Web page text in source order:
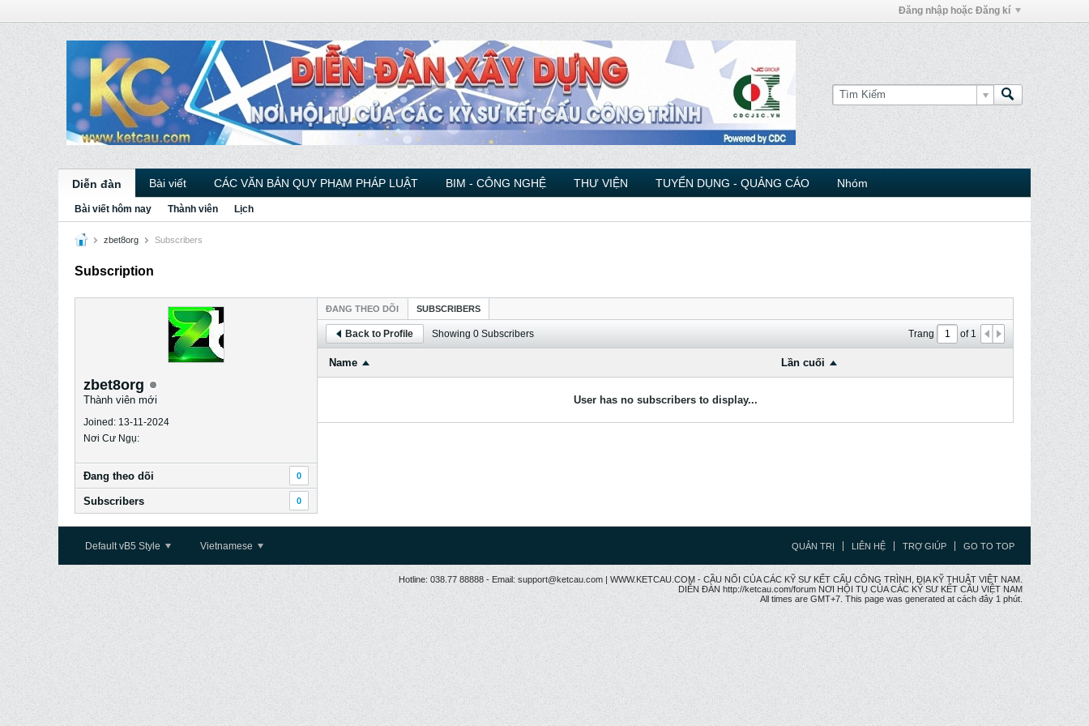
Đăng nhập hoặc Đăng kí
Diễn đàn Bài viết CÁC VĂN BẢN QUY PHẠM PHÁP LUẬT BIM - CÔNG NGHỆ THƯ VIỆN TUYỂN DỤNG - QUẢNG CÁO Nhóm
Bài viết hôm nay Thành viên Lịch
zbet8org Subscribers
Subscription
zbet8org
Thành viên mới
Joined: 13-11-2024
Nơi Cư Ngụ:
Ðang theo dõi 0
Subscribers 0
ÐANG THEO DÕI SUBSCRIBERS
Back to Profile Showing 0 Subscribers Trang of1
Name Lần cuối
User has no subscribers to display...
Default vB5 Style Vietnamese QUẢN TRỊ LIÊN HỆ TRỢ GIÚP GO TO TOP
Hotline: 038.77 88888 - Email: support@ketcau.com | WWW.KETCAU.COM - CẦU NỐI CỦA CÁC KỸ SƯ KẾT CẤU CÔNG TRÌNH, ĐỊA KỸ THUẬT VIỆT NAM.
DIỄN ĐÀN http://ketcau.com/forum NƠI HỘI TỤ CỦA CÁC KỸ SƯ KẾT CÂU VIỆT NAM
All times are GMT+7. This page was generated at cách đây 1 phút.